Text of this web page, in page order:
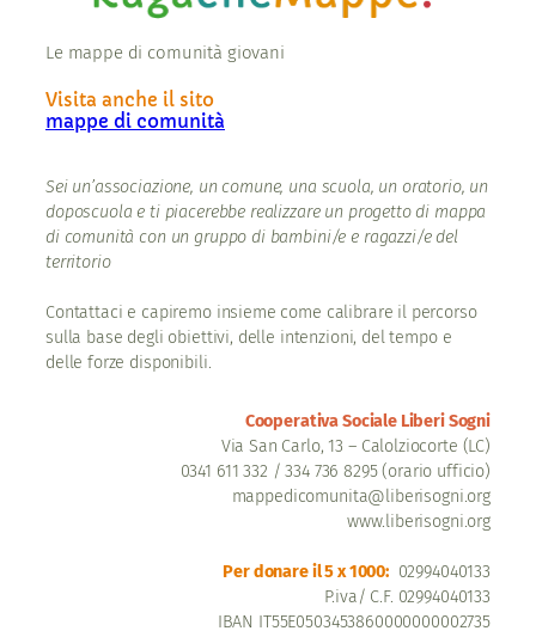
Le mappe di comunità giovani
Visita anche il sito
mappe di comunità
Sei un’associazione, un comune, una scuola, un oratorio, un
doposcuola e ti piacerebbe realizzare un progetto di mappa
di comunità con un gruppo di bambini/e e ragazzi/e del
territorio
Contattaci e capiremo insieme come calibrare il percorso
sulla base degli obiettivi, delle intenzioni, del tempo e
delle forze disponibili.
Cooperativa Sociale Liberi Sogni
Via San Carlo, 13 – Calolziocorte (LC)
0341 611 332 / 334 736 8295 (orario ufficio)
mappedicomunita@liberisogni.org
www.liberisogni.org
Per donare il 5 x 1000:02994040133
P.iva/ C.F. 02994040133
IBAN IT55E0503453860000000002735